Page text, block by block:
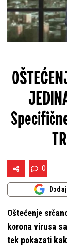
0
Oštećenje
korona virusa
tek pokazati